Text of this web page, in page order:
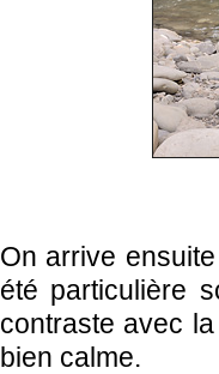
On arrive
été particulière
contraste avec
bien calme.